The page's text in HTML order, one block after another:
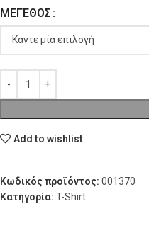
ΜΈΓΕΘΟΣ
Add to wishlist
Κωδικός προϊόντος: 001370
Κατηγορία: T-Shirt